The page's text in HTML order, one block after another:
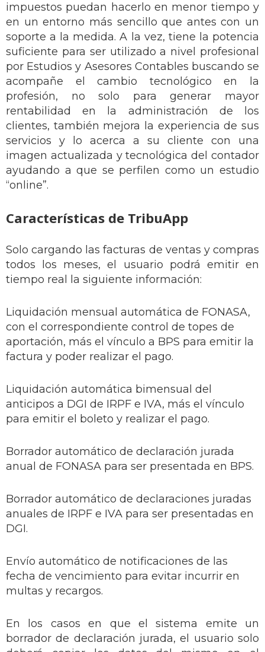
impuestos puedan hacerlo en menor tiempo y
en un entorno más sencillo que antes con un
soporte a la medida. A la vez, tiene la potencia
suficiente para ser utilizado a nivel profesional
por Estudios y Asesores Contables buscando se
acompañe el cambio tecnológico en la
profesión, no solo para generar mayor
rentabilidad en la administración de los
clientes, también mejora la experiencia de sus
servicios y lo acerca a su cliente con una
imagen actualizada y tecnológica del contador
ayudando a que se perfilen como un estudio
“online”.
Características de TribuApp
Solo cargando las facturas de ventas y compras
todos los meses, el usuario podrá emitir en
tiempo real la siguiente información:
Liquidación mensual automática de FONASA,
con el correspondiente control de topes de
aportación, más el vínculo a BPS para emitir la
factura y poder realizar el pago.
Liquidación automática bimensual del
anticipos a DGI de IRPF e IVA, más el vínculo
para emitir el boleto y realizar el pago.
Borrador automático de declaración jurada
anual de FONASA para ser presentada en BPS.
Borrador automático de declaraciones juradas
anuales de IRPF e IVA para ser presentadas en
DGI.
Envío automático de notificaciones de las
fecha de vencimiento para evitar incurrir en
multas y recargos.
En los casos en que el sistema emite un
borrador de declaración jurada, el usuario solo